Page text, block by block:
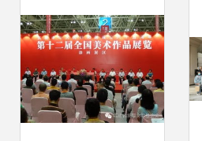
部参观‘蜀道清风’廉
洁文化书法美术摄
影作品展